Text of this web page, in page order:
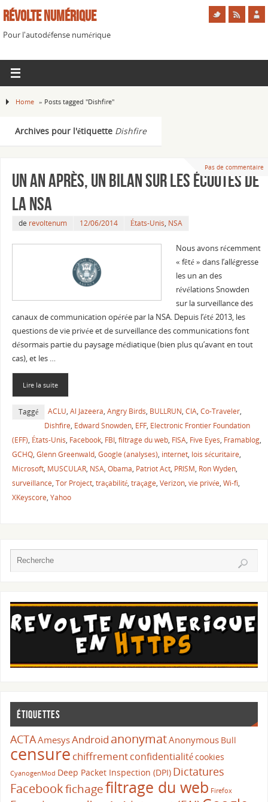
Révolte Numérique
Pour l'autodéfense numérique
Home » Posts tagged "Dishfire"
Archives pour l'étiquette Dishfire
Pas de commentaire
Un an après, un bilan sur les écoutes de
la NSA
de revoltenum 12/06/2014 États-Unis, NSA
Nous avons récemment
« fêté » dans l’allégresse
les un an des
révélations Snowden
sur la surveillance des
canaux de communication opérée par la NSA. Depuis l’été 2013, les
questions de vie privée et de surveillance des communications font
désormais partie du paysage médiatique (bien plus qu’avant en tout
cas), et les …
Lire la suite
Taggé ACLU, Al Jazeera, Angry Birds, BULLRUN, CIA, Co-Traveler,
Dishfire, Edward Snowden, EFF, Electronic Frontier Foundation
(EFF), États-Unis, Facebook, FBI, filtrage du web, FISA, Five Eyes, Framablog,
GCHQ, Glenn Greenwald, Google (analyses), internet, lois sécuritaire,
Microsoft, MUSCULAR, NSA, Obama, Patriot Act, PRISM, Ron Wyden,
surveillance, Tor Project, traçabilité, traçage, Verizon, vie privée, Wi-fi,
XKeyscore, Yahoo
Étiquettes
ACTAAmesysAndroid anonymatAnonymous Bull
censure chiffrementconfidentialitécookies
CyanogenMod Deep Packet Inspection (DPI) Dictatures
Facebookfichagefiltrage du web Firefox